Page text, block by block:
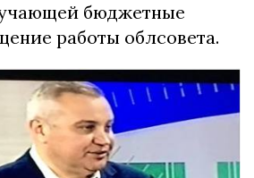
бюджетные
работы облсовета.